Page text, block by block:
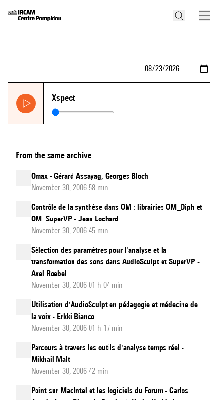
Xspect
From the same archive
Omax - Gérard Assayag, Georges Bloch
November 30, 2006 58 min
Contrôle de la synthèse dans OM : librairies OM_Diph et
OM_SuperVP - Jean Lochard
November 30, 2006 45 min
Sélection des paramètres pour l'analyse et la
transformation des sons dans AudioSculpt et SuperVP -
Axel Roebel
November 30, 2006 01 h 04 min
Utilisation d'AudioSculpt en pédagogie et médecine de
la voix - Erkki Bianco
November 30, 2006 01 h 17 min
Parcours à travers les outils d'analyse temps réel -
Mikhail Malt
November 30, 2006 42 min
Point sur MacIntel et les logiciels du Forum - Carlos